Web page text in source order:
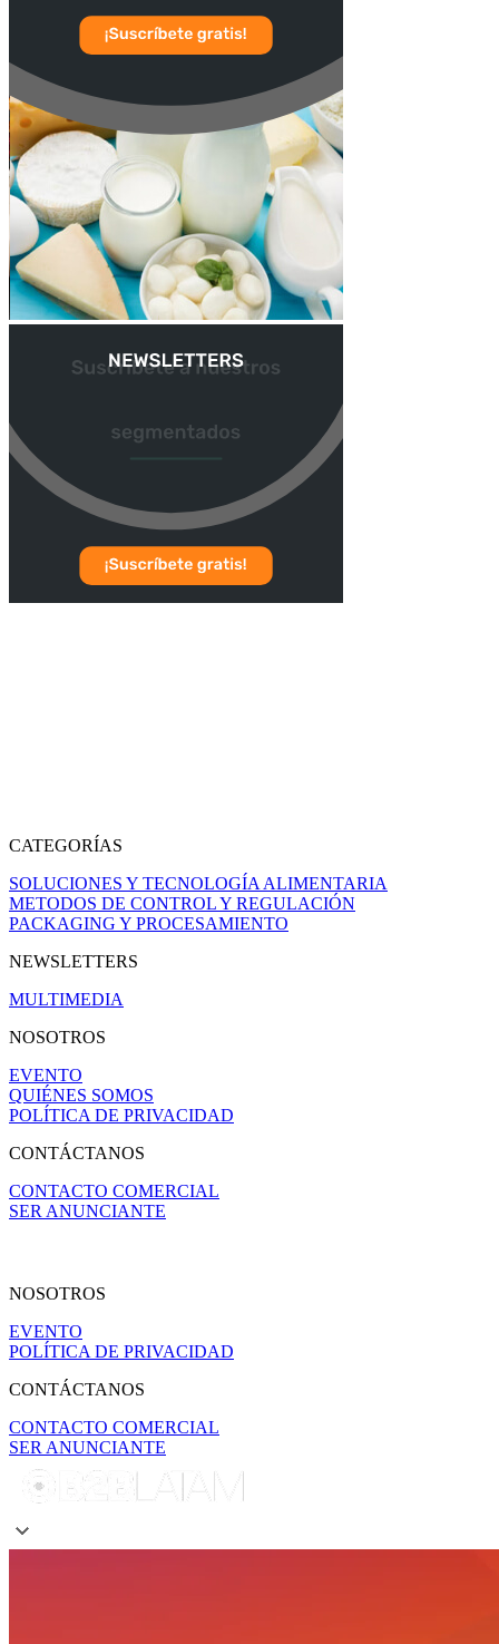
CATEGORÍAS
SOLUCIONES Y TECNOLOGÍA ALIMENTARIA
METODOS DE CONTROL Y REGULACIÓN
PACKAGING Y PROCESAMIENTO
NEWSLETTERS
MULTIMEDIA
NOSOTROS
EVENTO
QUIÉNES SOMOS
POLÍTICA DE PRIVACIDAD
CONTÁCTANOS
CONTACTO COMERCIAL
SER ANUNCIANTE
NOSOTROS
EVENTO
POLÍTICA DE PRIVACIDAD
CONTÁCTANOS
CONTACTO COMERCIAL
SER ANUNCIANTE